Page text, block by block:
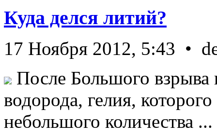
Куда делся литий?
17 Ноября 2012, 5:43 •
После Большого взрыва
водорода, гелия,
небольшого количества ...